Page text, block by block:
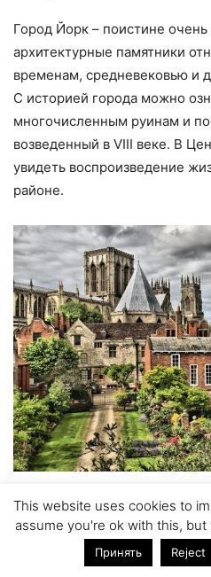
Город Йорк – поистине очень
архитектурные памятники
временам, средневековью и
С историей города можно
многочисленным руинам и
возведенный в VIII веке. В
увидеть воспроизведение
районе.
This website uses cookies to
assume you're ok with this,
Принять Reject